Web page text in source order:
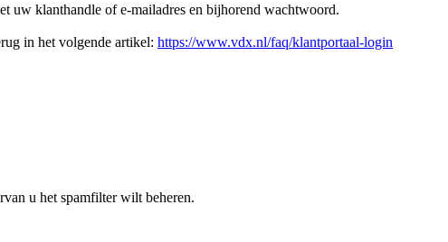
uw klanthandle of e-mailadres en bijhorend wachtwoord.
in het volgende artikel: https://www.vdx.nl/faq/klantportaal-login
u het spamfilter wilt beheren.